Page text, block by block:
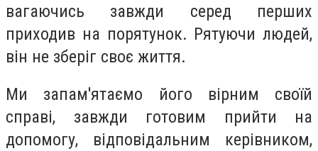
вагаючись завжди серед перших
приходив на порятунок. Рятуючи людей,
він не зберіг своє життя.
Ми запам'ятаємо його вірним своїй
справі, завжди готовим прийти на
допомогу, відповідальним керівником,